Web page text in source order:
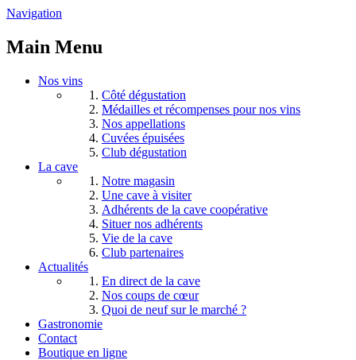
Navigation
Main Menu
Nos vins
Côté dégustation
Médailles et récompenses pour nos vins
Nos appellations
Cuvées épuisées
Club dégustation
La cave
Notre magasin
Une cave à visiter
Adhérents de la cave coopérative
Situer nos adhérents
Vie de la cave
Club partenaires
Actualités
En direct de la cave
Nos coups de cœur
Quoi de neuf sur le marché ?
Gastronomie
Contact
Boutique en ligne